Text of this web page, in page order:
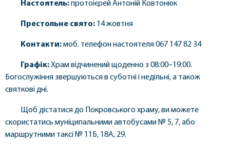
Настоятель:протоієрей Антоній Ковтонюк
Престольне свято: 14 жовтня
Контакти:моб. телефон настоятеля 067 147 82 34
Графік:Храм відчинений щоденно з 08:00–19:00.
Богослужіння звершуються в суботні і недільні, а також
святкові дні.
Щоб дістатися до Покровського храму, ви можете
скористатись муніципальними автобусами № 5, 7, або
маршрутними таксі № 11Б, 18А, 29.